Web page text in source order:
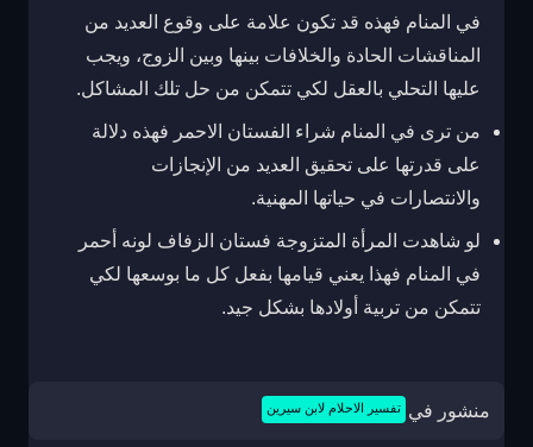
في المنام فهذه قد تكون علامة على وقوع العديد من
المناقشات الحادة والخلافات بينها وبين الزوج، ويجب
عليها التحلي بالعقل لكي تتمكن من حل تلك المشاكل.
من ترى في المنام شراء الفستان الاحمر فهذه دلالة
على قدرتها على تحقيق العديد من الإنجازات
والانتصارات في حياتها المهنية.
لو شاهدت المرأة المتزوجة فستان الزفاف لونه أحمر
في المنام فهذا يعني قيامها بفعل كل ما بوسعها لكي
تتمكن من تربية أولادها بشكل جيد.
منشور في تفسير الاحلام لابن سيرين